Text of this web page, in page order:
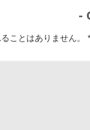
-
ことはありません。
*